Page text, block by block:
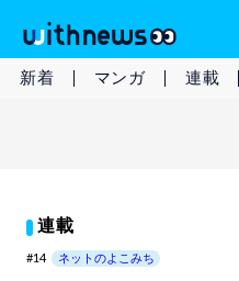
新着 マンガ 連載
連載
#14 ネットのよこみち